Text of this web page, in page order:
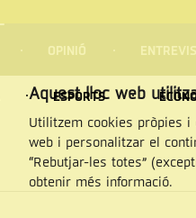
ESPORTS
OPINIÓ
Aquest lloc web
Utilitzem cookies pròpies i
web i personalitzar el
“Rebutjar-les totes”
obtenir més informació.